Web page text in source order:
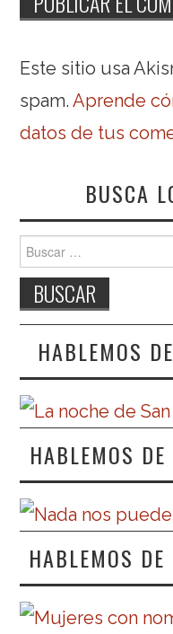
Este sitio usa
spam.Aprende
datos de tus
BUSCA
Buscar:
HABLEMOS
HABLEMOS
HABLEMOS